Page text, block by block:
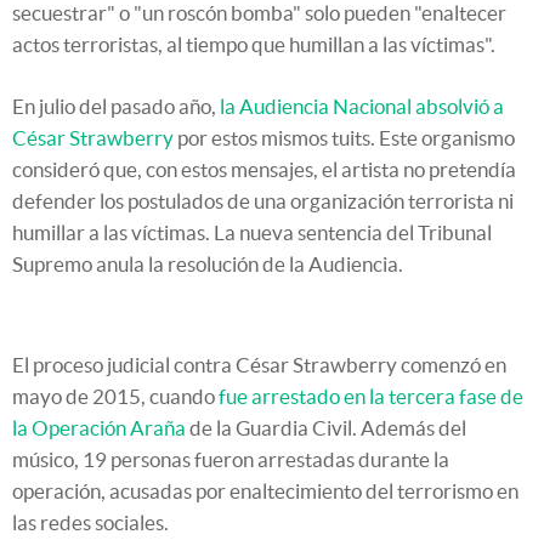
secuestrar" o "un roscón bomba" solo pueden "enaltecer
actos terroristas, al tiempo que humillan a las víctimas".
En julio del pasado año, la Audiencia Nacional absolvió a
César Strawberry por estos mismos tuits. Este organismo
consideró que, con estos mensajes, el artista no pretendía
defender los postulados de una organización terrorista ni
humillar a las víctimas. La nueva sentencia del Tribunal
Supremo anula la resolución de la Audiencia.
El proceso judicial contra César Strawberry comenzó en
mayo de 2015, cuandofue arrestado en la tercera fase de
la Operación Araña de la Guardia Civil. Además del
músico, 19 personas fueron arrestadas durante la
operación, acusadas por enaltecimiento del terrorismo en
las redes sociales.